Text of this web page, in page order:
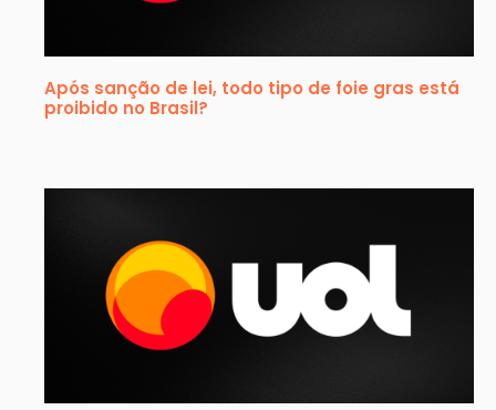
Após sanção de lei, todo tipo de foie gras está
proibido no Brasil?